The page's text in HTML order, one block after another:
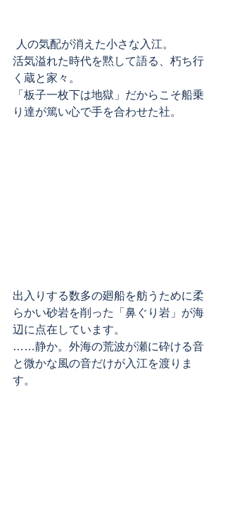
人の気配が消えた小さな入江。
活気溢れた時代を黙して語る、朽ち行
く蔵と家々。
「板子一枚下は地獄」だからこそ船乗
り達が篤い心で手を合わせた社。
出入りする数多の廻船を舫うために柔
らかい砂岩を削った「鼻ぐり岩」が海
辺に点在しています。
……静か。外海の荒波が瀬に砕ける音
と微かな風の音だけが入江を渡りま
す。